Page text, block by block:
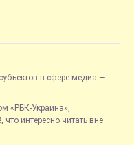
в сфере медиа —
«РБК-Украина»,
интересно читать вне